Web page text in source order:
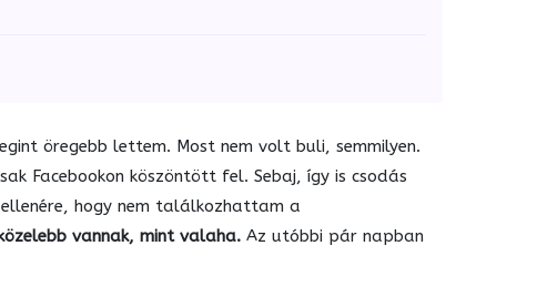
öregebb lettem. Most nem volt buli, semmilyen.
Facebookon köszöntött fel. Sebaj, így is csodás
hogy nem találkozhattam a
vannak, mint valaha. Az utóbbi pár napban